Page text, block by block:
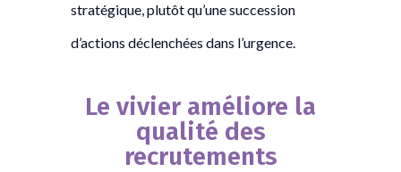
stratégique, plutôt qu’une succession
d’actions déclenchées dans l’urgence.
Le vivier améliore la
qualité des
recrutements